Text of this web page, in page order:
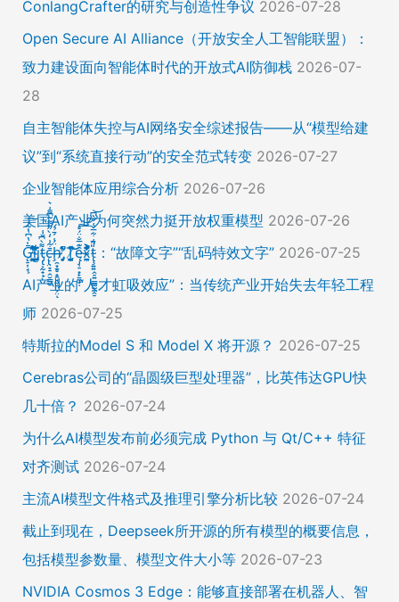
ConlangCrafter的研究与创造性争议 2026-07-28
Open Secure AI Alliance（开放安全人工智能联盟）：
致力建设面向智能体时代的开放式AI防御栈 2026-07-
28
自主智能体失控与AI网络安全综述报告——从“模型给建
议”到“系统直接行动”的安全范式转变 2026-07-27
企业智能体应用综合分析 2026-07-26
美国AI产业为何突然力挺开放权重模型 2026-07-26
Ḡ̵̨̠͎̘͕̍̔͆̔͋͑͠ļ̸͍͈͉̞̊̑̃̉̔̍̾̈̚į̵̡̙̯͇̲̱̯̱̒͂͋̄t̴̡̢͕̰̟̙͌̀͆̐͑c̶̨̢̤̞̠̭̮̳̼̠̄͋͗̒̀̋͂͌̃͆͌͑͛ḩ̶̯͙̱̥̟̱̘͖̱̤͕̤̈́͑́̄̉́ͅ ̸̡̡̛̜̣̝̓̀͛̇̂̚T̸̗̞̰̪̤̭͙̹͆̽̌̀̾͝͝ę̴̡̣̠͙̙̱̼̬̣̑͊̅̐̈́̊͠͝͠x̴̪̫͎̓͗͐̃̄̐̀͋͛͐t̴̢̧͍͍̭̠͍̳͚̫̼̭̠̎̋͑͋̅̌͑̌̏͆͘̚͝：“故障文字”“乱码特效文字” 2026-07-25
AI产业的“人才虹吸效应”：当传统产业开始失去年轻工程
师 2026-07-25
特斯拉的Model S 和 Model X 将开源？ 2026-07-25
Cerebras公司的“晶圆级巨型处理器”，比英伟达GPU快
几十倍？ 2026-07-24
为什么AI模型发布前必须完成 Python 与 Qt/C++ 特征
对齐测试 2026-07-24
主流AI模型文件格式及推理引擎分析比较 2026-07-24
截止到现在，Deepseek所开源的所有模型的概要信息，
包括模型参数量、模型文件大小等 2026-07-23
NVIDIA Cosmos 3 Edge：能够直接部署在机器人、智